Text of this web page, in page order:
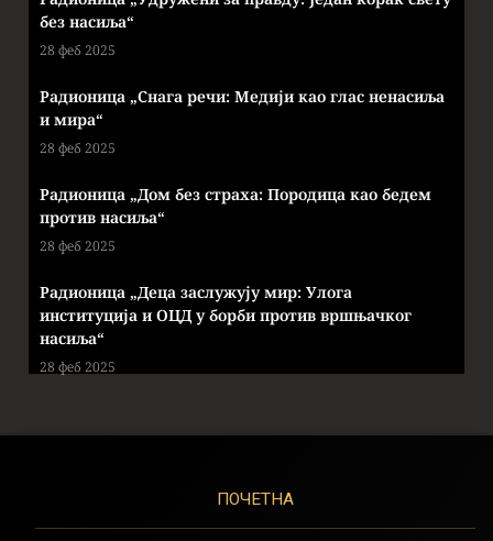
без насиља“
28 феб 2025
Радионица „Снага речи: Медији као глас ненасиља
и мира“
28 феб 2025
Радионица „Дом без страха: Породица као бедем
против насиља“
28 феб 2025
Радионица „Деца заслужују мир: Улога
институција и ОЦД у борби против вршњачког
насиља“
28 феб 2025
ПОЧЕТНА